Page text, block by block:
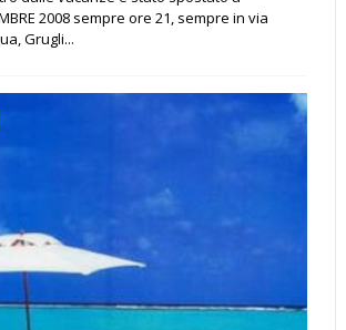
2008 sempre ore 21, sempre in via
Grugli...